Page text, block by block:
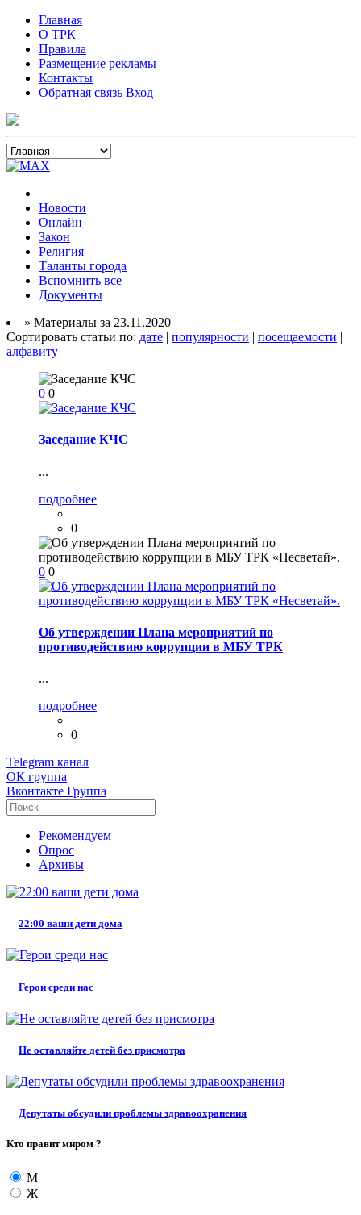
Главная
О ТРК
Правила
Размещение рекламы
Контакты
Обратная связь Вход
Новости
Онлайн
Закон
Религия
Таланты города
Вспомнить все
Документы
» Материалы за 23.11.2020
Сортировать статьи по: дате | популярности | посещаемости |
алфавиту
0 0
Заседание КЧС
...
подробнее
0
0 0
Об утверждении Плана мероприятий по
противодействию коррупции в МБУ ТРК
...
подробнее
0
Telegram канал
ОК группа
Вконтакте Группа
Рекомендуем
Опрос
Архивы
22:00 ваши дети дома
Герои среди нас
Не оставляйте детей без присмотра
Депутаты обсудили проблемы здравоохранения
Кто правит миром ?
М
Ж